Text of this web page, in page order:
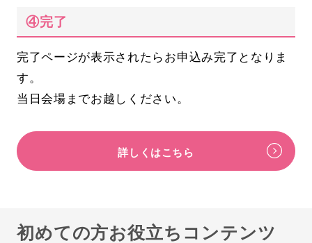
④完了
完了ページが表示されたらお申込み完了となりま
す。
当日会場までお越しください。
詳しくはこちら
初めての方お役立ちコンテンツ